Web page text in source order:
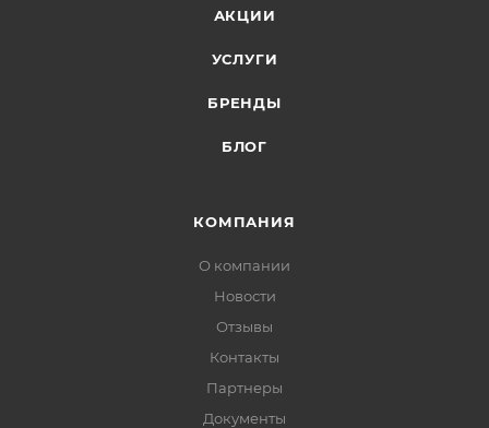
АКЦИИ
УСЛУГИ
БРЕНДЫ
БЛОГ
КОМПАНИЯ
О компании
Новости
Отзывы
Контакты
Партнеры
Документы